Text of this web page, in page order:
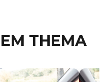
THEMA